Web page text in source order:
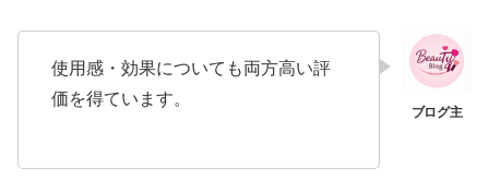
使用感・効果についても両方高い評
価を得ています。